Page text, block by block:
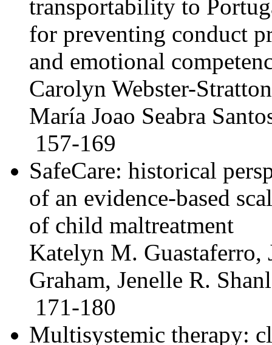
transportability to
for preventing conduct
and emotional
Carolyn Webster-
María Joao Seabra
157-169
SafeCare: historical
of an evidence-based
of child maltreatment
Katelyn M.
Graham, Jenelle R.
171-180
Multisystemic therapy: